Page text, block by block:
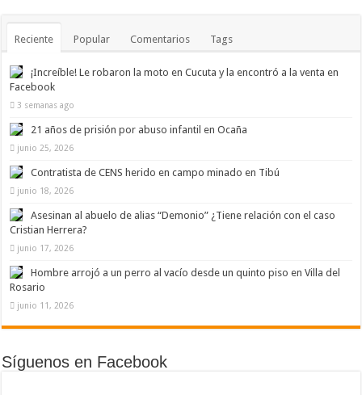
Reciente Popular Comentarios Tags
¡Increíble! Le robaron la moto en Cucuta y la encontró a la venta en
Facebook
3 semanas ago
21 años de prisión por abuso infantil en Ocaña
junio 25, 2026
Contratista de CENS herido en campo minado en Tibú
junio 18, 2026
Asesinan al abuelo de alias “Demonio” ¿Tiene relación con el caso
Cristian Herrera?
junio 17, 2026
Hombre arrojó a un perro al vacío desde un quinto piso en Villa del
Rosario
junio 11, 2026
Síguenos en Facebook